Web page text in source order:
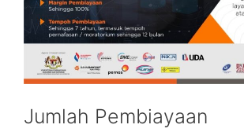
Jumlah Pembiayaan